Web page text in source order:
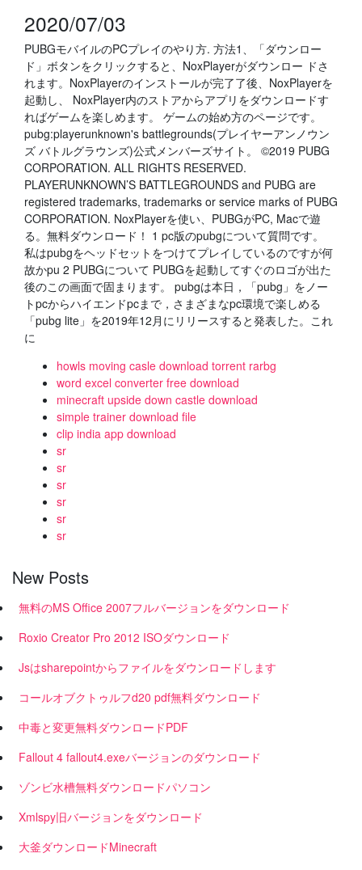
2020/07/03
PUBGモバイルのPCプレイのやり方. 方法1、「ダウンロー
ド」ボタンをクリックすると、NoxPlayerがダウンロー ドさ
れます。NoxPlayerのインストールが完了了後、NoxPlayerを
起動し、 NoxPlayer内のストアからアプリをダウンロードす
ればゲームを楽しめます。 ゲームの始め方のページです。
pubg:playerunknown's battlegrounds(プレイヤーアンノウン
ズ バトルグラウンズ)公式メンバーズサイト。 ©2019 PUBG
CORPORATION. ALL RIGHTS RESERVED.
PLAYERUNKNOWN’S BATTLEGROUNDS and PUBG are
registered trademarks, trademarks or service marks of PUBG
CORPORATION. NoxPlayerを使い、PUBGがPC, Macで遊
る。無料ダウンロード！ 1 pc版のpubgについて質問です。
私はpubgをヘッドセットをつけてプレイしているのですが何
故かpu 2 PUBGについて PUBGを起動してすぐのロゴが出た
後のこの画面で固まります。 pubgは本日，「pubg」をノー
トpcからハイエンドpcまで，さまざまなpc環境で楽しめる
「pubg lite」を2019年12月にリリースすると発表した。これ
に
howls moving casle download torrent rarbg
word excel converter free download
minecraft upside down castle download
simple trainer download file
clip india app download
sr
sr
sr
sr
sr
sr
New Posts
無料のMS Office 2007フルバージョンをダウンロード
Roxio Creator Pro 2012 ISOダウンロード
Jsはsharepointからファイルをダウンロードします
コールオブクトゥルフd20 pdf無料ダウンロード
中毒と変更無料ダウンロードPDF
Fallout 4 fallout4.exeバージョンのダウンロード
ゾンビ水槽無料ダウンロードパソコン
Xmlspy旧バージョンをダウンロード
大釜ダウンロードMinecraft